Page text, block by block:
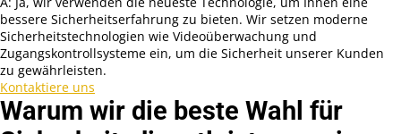
bessere Sicherheitserfahrung zu bieten. Wir setzen moderne
Sicherheitstechnologien wie Videoüberwachung und
Zugangskontrollsysteme ein, um die Sicherheit unserer Kunden
zu gewährleisten.
Kontaktiere uns
Warum wir die beste Wahl für